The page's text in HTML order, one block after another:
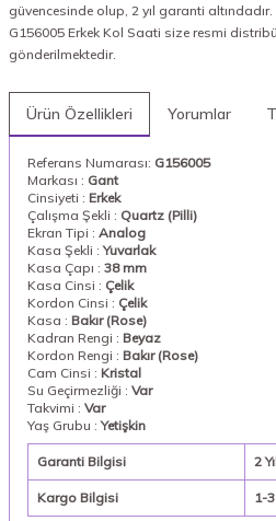
güvencesinde olup, 2 yıl garanti
G156005 Erkek Kol Saati size resmi
gönderilmektedir.
Ürün Özellikleri Yorumlar
Referans Numarası: G156005
Markası : Gant
Cinsiyeti : Erkek
Çalışma Şekli : Quartz (Pilli)
Ekran Tipi : Analog
Kasa Şekli :Yuvarlak
Kasa Çapı : 38 mm
Kasa Cinsi : Çelik
Kordon Cinsi : Çelik
Kasa : Bakır (Rose)
Kadran Rengi : Beyaz
Kordon Rengi : Bakır (Rose)
Cam Cinsi : Kristal
Su Geçirmezliği : Var
Takvimi : Var
Yaş Grubu :Yetişkin
Garanti Bilgisi 2
Kargo Bilgisi 1-